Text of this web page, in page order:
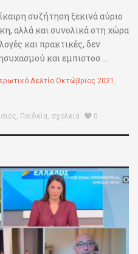
συζήτηση ξεκινά αύριο
αλλά και συνολικά στη χώρα
και πρακτικές, δεν
και εμπιστοσ ...
Δελτίο Οκτώβριος 2021 ,
, Παιδεία, σχολεία 0